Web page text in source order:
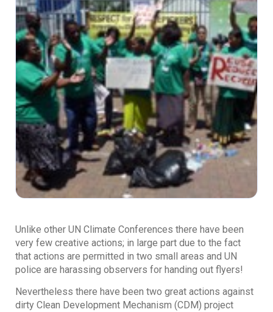
Unlike other UN Climate Conferences there have been
very few creative actions; in large part due to the fact
that actions are permitted in two small areas and UN
police are harassing observers for handing out flyers!
Nevertheless there have been two great actions against
dirty Clean Development Mechanism (CDM) project